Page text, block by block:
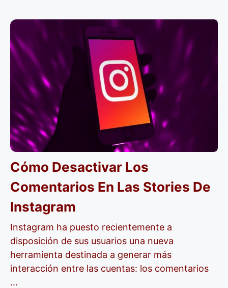
Cómo Desactivar Los
Comentarios En Las Stories De
Instagram
Instagram ha puesto recientemente a
disposición de sus usuarios una nueva
herramienta destinada a generar más
interacción entre las cuentas: los comentarios
...